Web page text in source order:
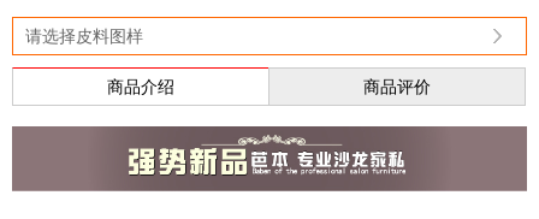
请选择皮料图样
商品介绍 商品评价